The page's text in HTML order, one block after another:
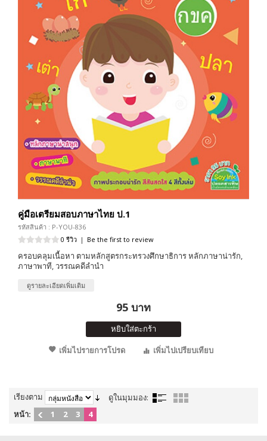
คู่มือเตรียมสอบภาษาไทย ป.1
รหัสสินค้า : P-YOU-836
0 รีวิว | Be the first to review
ครอบคลุมเนื้อหา ตามหลักสูตรกระทรวงศึกษาธิการ หลักภาษาน่ารัก,
ภาษาพาที, วรรณคดีลำนำ
ดูรายละเอียดเพิ่มเติม
95 บาท
หยิบใส่ตะกร้า
เพิ่มไปรายการโปรด
เพิ่มไปเปรียบเทียบ
เรียงตาม
ดูในมุมมอง:
หน้า:
1 2 3 4